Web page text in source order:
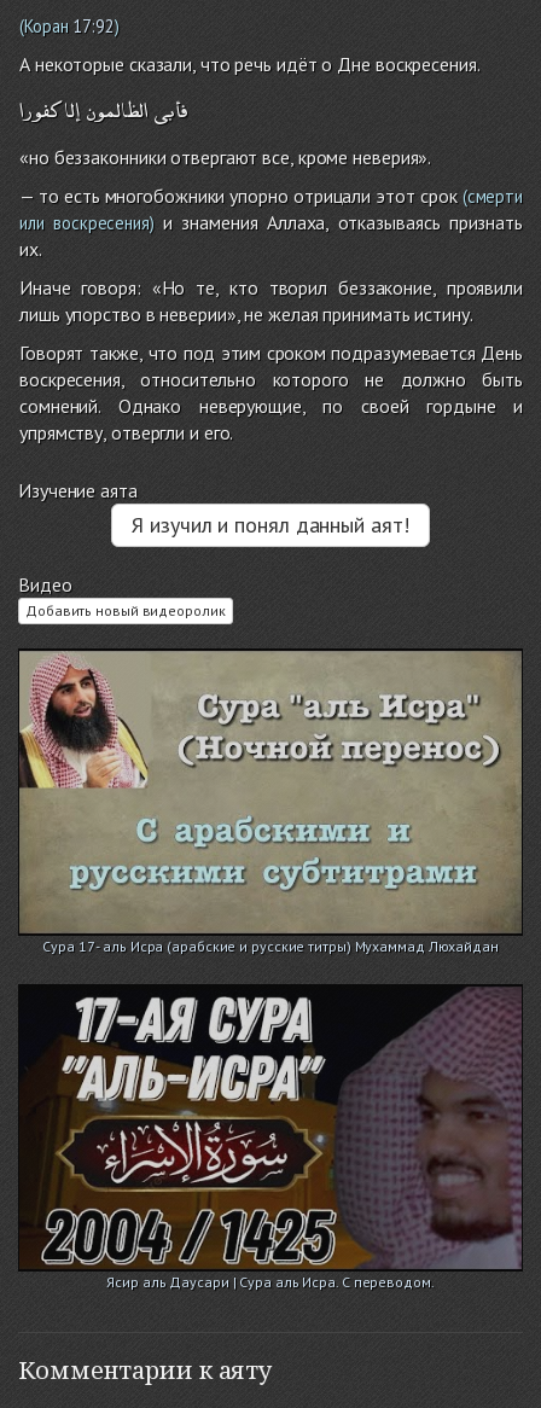
(Коран 17:92)
А некоторые сказали, что речь идёт о Дне воскресения.
فأبىالظالمونإلاكفورا
«но беззаконники отвергают все, кроме неверия».
— то есть многобожники упорно отрицали этот срок(смерти
или воскресения)и знамения Аллаха, отказываясь признать
их.
Иначе говоря: «Но те, кто творил беззаконие, проявили
лишь упорство в неверии», не желая принимать истину.
Говорят также, что под этим сроком подразумевается День
воскресения, относительно которого не должно быть
сомнений. Однако неверующие, по своей гордыне и
упрямству, отвергли и его.
Изучение аята
Я изучил и понял данный аят!
Видео
Добавить новый видеоролик
Сура 17 - аль Исра (арабские и русские титры) Мухаммад Люхайдан
Ясир аль Даусари | Сура аль Исра. С переводом.
Комментарии к аяту